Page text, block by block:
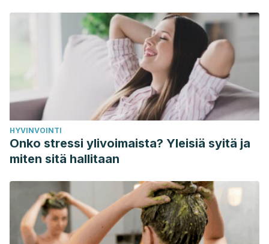
HYVINVOINTI
Onko stressi ylivoimaista? Yleisiä syitä ja
miten sitä hallitaan